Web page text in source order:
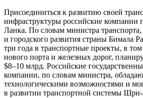
Присоединиться к развитию своей
инфраструктуры российские
Ланка. По словам министра транспорта,
и городского развития страны Бимала
три года в транспортные проекты, в том
нового порта и железных дорог,
$8–10 млрд. Российские
компании, по словам министра,
технологическими возможностями и
в развитии транспортной системы